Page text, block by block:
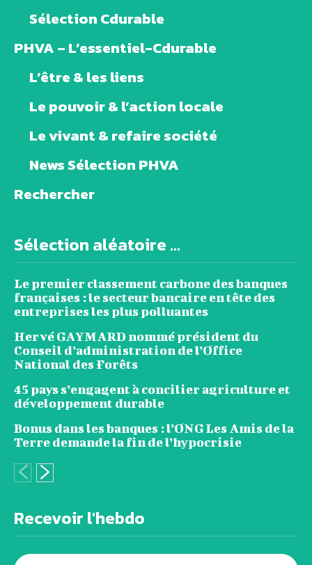
Sélection Cdurable
PHVA – L’essentiel-Cdurable
L’être & les liens
Le pouvoir & l’action locale
Le vivant & refaire société
News Sélection PHVA
Rechercher
Sélection aléatoire ...
Le premier classement carbone des banques
françaises : le secteur bancaire en tête des
entreprises les plus polluantes
Hervé GAYMARD nommé président du
Conseil d’administration de l’Office
National des Forêts
45 pays s’engagent à concilier agriculture et
développement durable
Bonus dans les banques : l’ONG Les Amis de la
Terre demande la fin de l’hypocrisie
Recevoir l'hebdo